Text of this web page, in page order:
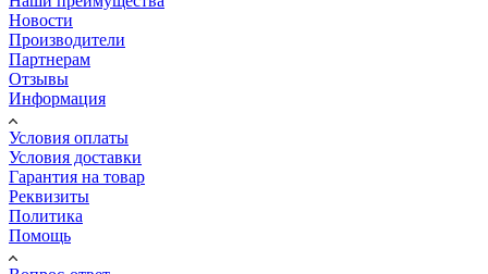
Новости
Производители
Партнерам
Отзывы
Информация
Условия оплаты
Условия доставки
Гарантия на товар
Реквизиты
Политика
Помощь